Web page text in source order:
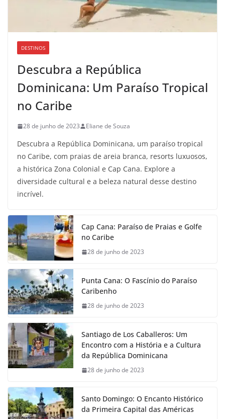
DESTINOS
Descubra a República
Dominicana: Um Paraíso Tropical
no Caribe
28 de junho de 2023 Eliane de Souza
Descubra a República Dominicana, um paraíso tropical
no Caribe, com praias de areia branca, resorts luxuosos,
a histórica Zona Colonial e Cap Cana. Explore a
diversidade cultural e a beleza natural desse destino
incrível.
Cap Cana: Paraíso de Praias e Golfe
no Caribe
28 de junho de 2023
Punta Cana: O Fascínio do Paraíso
Caribenho
28 de junho de 2023
Santiago de Los Caballeros: Um
Encontro com a História e a Cultura
da República Dominicana
28 de junho de 2023
Santo Domingo: O Encanto Histórico
da Primeira Capital das Américas